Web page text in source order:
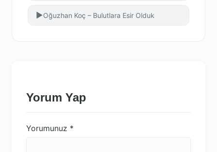
▶Oğuzhan Koç – Bulutlara Esir Olduk
Yorum Yap
Yorumunuz *